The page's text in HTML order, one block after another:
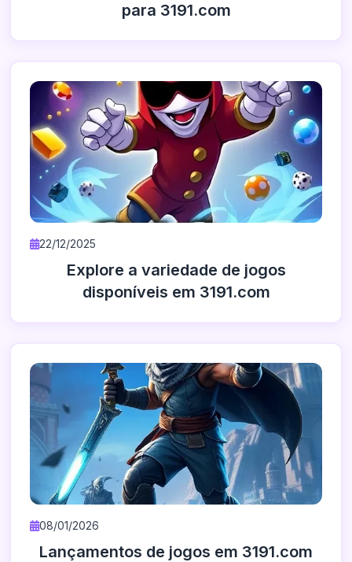
para 3191.com
22/12/2025
Explore a variedade de jogos
disponíveis em 3191.com
08/01/2026
Lançamentos de jogos em 3191.com